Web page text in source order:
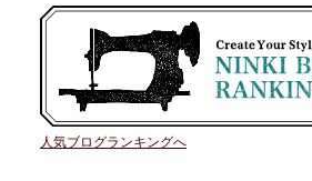
人気ブログランキングへ